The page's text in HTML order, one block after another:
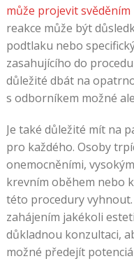
to
jen
šikana
Ruleta
Praha
Rozptyl
zdá
být
střední,
možná
trochu
nízký,
protože
může projevit
reakce může být
podtlaku nebo
zasahujícího do
důležité dbát na
s odborníkem možné
Je také důležité mít na
pro každého. Osoby
onemocněními,
krevním oběhem nebo
této procedury
zahájením jakékoli
důkladnou konzultaci,
možné předejít